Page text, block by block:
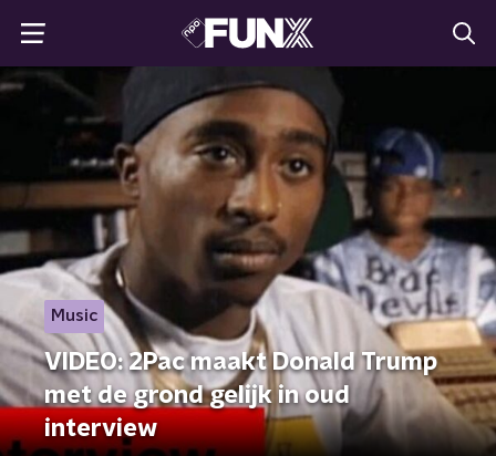
Music
VIDEO: 2Pac maakt Donald Trump
met de grond gelijk in oud
interview